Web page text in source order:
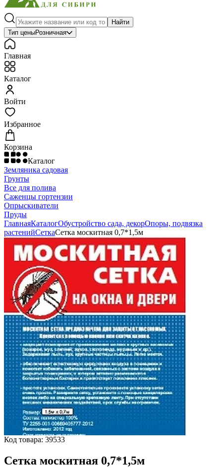
Найти
Тип ценыРозничная
Главная
Каталог
Войти
Избранное
Корзина
Каталог
Земляника садовая
Грунты
Все для полива
Саженцы гортензии
Опрыскиватели
Пруды
ГлавнаяКаталогОбустройство сада, декорОпоры, подвязка
растенийСеткаСетка москитная 0,7*1,5м
Код товара: 39533
Сетка москитная 0,7*1,5м